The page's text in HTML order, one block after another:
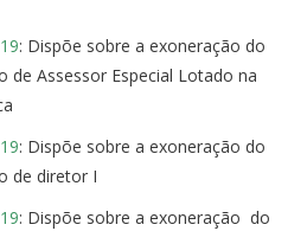
: Dispõe sobre a exoneração do
de Assessor Especial Lotado na
: Dispõe sobre a exoneração do
de diretor I
: Dispõe sobre a exoneração do